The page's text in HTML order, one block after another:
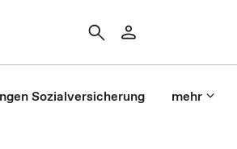
Sozialversicherung mehr